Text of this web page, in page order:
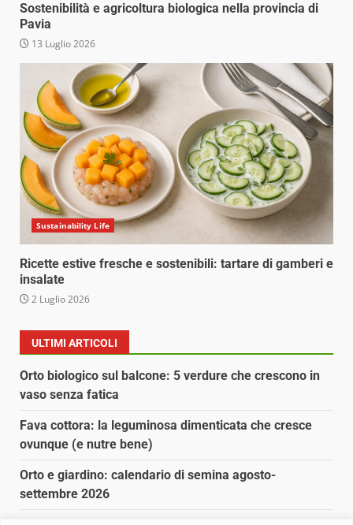
Sostenibilità e agricoltura biologica nella provincia di
Pavia
13 Luglio 2026
Sustainability Life
Ricette estive fresche e sostenibili: tartare di gamberi e
insalate
2 Luglio 2026
ULTIMI ARTICOLI
Orto biologico sul balcone: 5 verdure che crescono in
vaso senza fatica
Fava cottora: la leguminosa dimenticata che cresce
ovunque (e nutre bene)
Orto e giardino: calendario di semina agosto-
settembre 2026